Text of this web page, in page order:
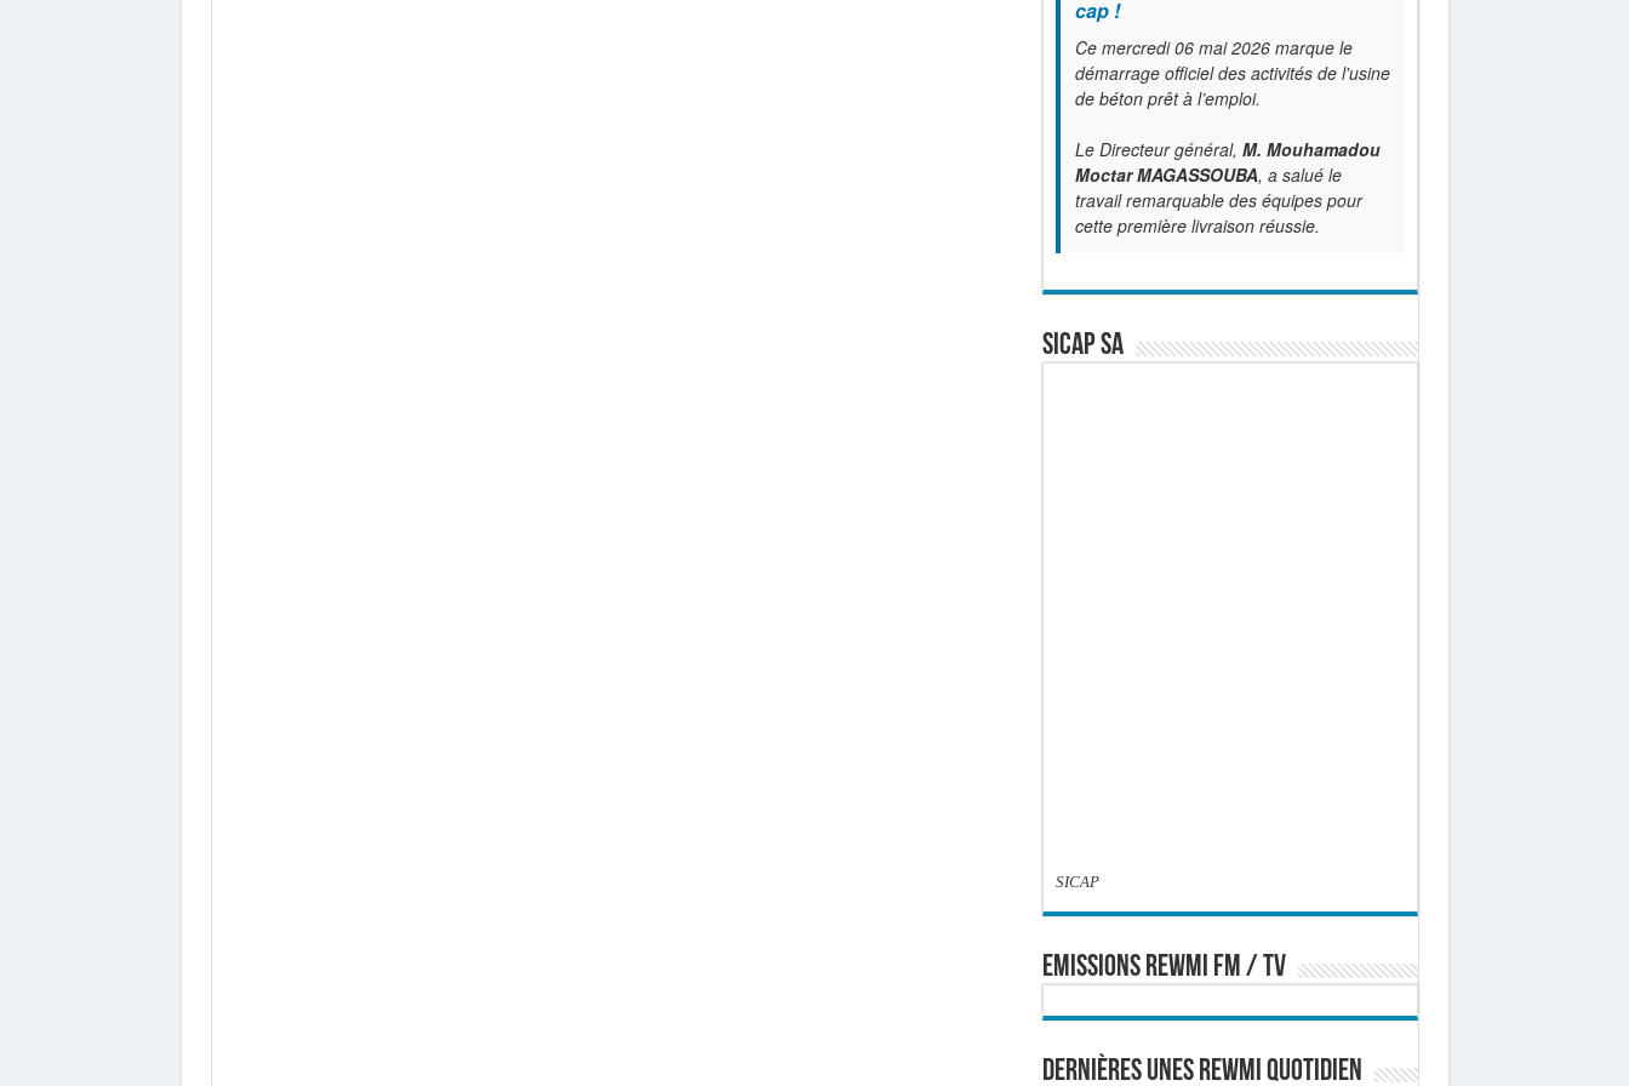
cap !
Ce mercredi 06 mai 2026 marque le
démarrage officiel des activités de l'usine
de béton prêt à l’emploi.
Le Directeur général, M. Mouhamadou
Moctar MAGASSOUBA, a salué le
travail remarquable des équipes pour
cette première livraison réussie.
SICAP SA
SICAP
EMISSIONS REWMI FM / TV
Dernières Unes Rewmi Quotidien